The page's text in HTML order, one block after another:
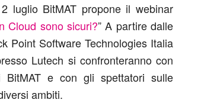
luglio BitMAT propone il webinar
Cloud sono sicuri?” A partire dalle
Point Software Technologies Italia
Lutech si confronteranno con
BitMAT e con gli spettatori sulle
ambiti.